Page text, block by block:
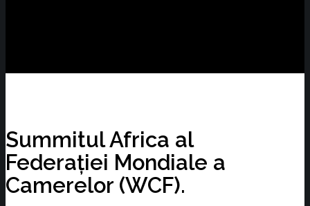
Summitul Africa al
Federației Mondiale a
Camerelor (WCF).